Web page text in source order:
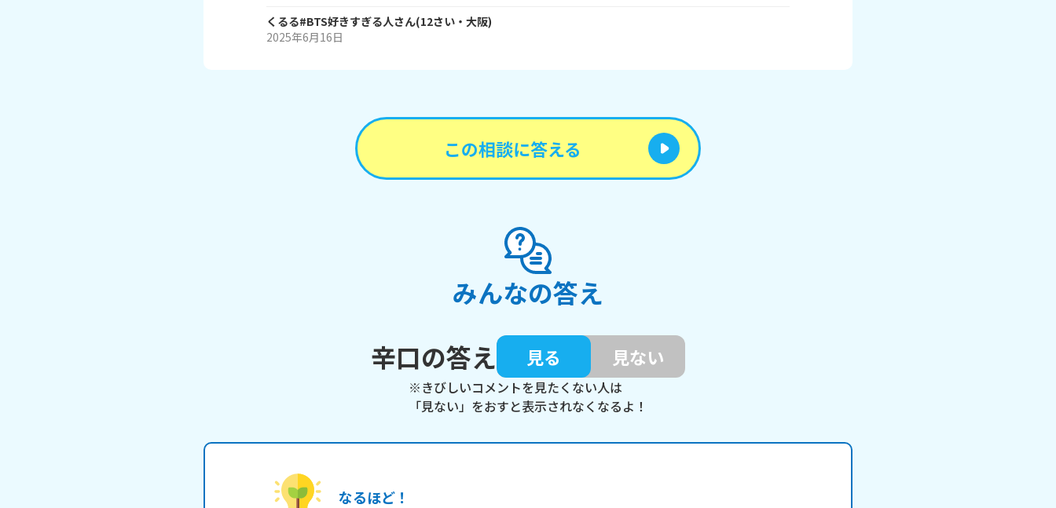
くるる#BTS好きすぎる人さん(12さい・ 大阪)
2025年6月16日
この相談に答える
みんなの答え
辛口の答え
見る 見ない
※きびしいコメントを見たくない人は
「見ない」をおすと表示されなくなるよ！
なるほど！